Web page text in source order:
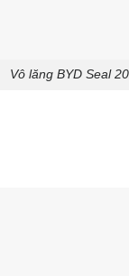
Vô lăng BYD Seal